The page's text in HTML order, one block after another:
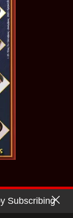
Subscribing